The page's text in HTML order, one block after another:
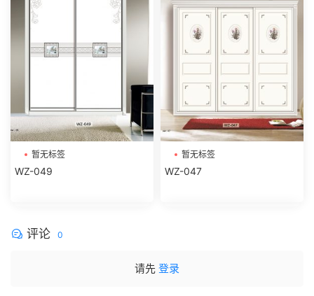
暂无标签
WZ-049
暂无标签
WZ-047
评论 0
请先 登录